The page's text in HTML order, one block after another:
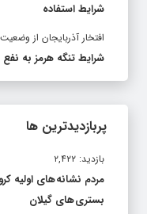
شرایط استفاده
افتخار آذربایجان از
شرایط تنگه هرمز به
پربازدیدترین ها
بازدید: ۲,۴۲۲
مردم نشانه های اولیه
بستری های گیلان